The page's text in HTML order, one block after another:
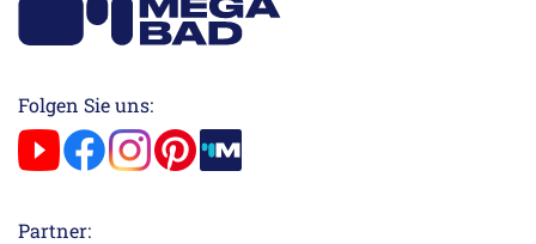
Folgen Sie uns:
Partner: